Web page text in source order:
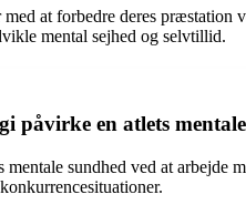
at forbedre deres
mental sejhed og selvtillid.
påvirke en atlets
sundhed ved at arbejde